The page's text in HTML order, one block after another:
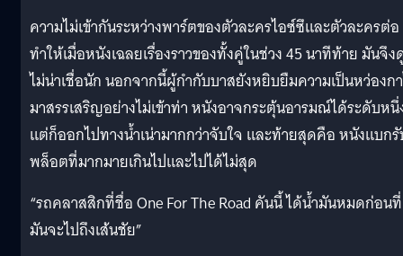
ความไม่เข้ากันระหว่างพาร์ตของตัวละครไอซ์ซึและตัวละครต่อ
ทำให้เมื่อหนังเฉลยเรื่องราวของทั้งคู่ในช่วง 45 นาทีท้าย มันจึง
ไม่น่าเชื่อนัก นอกจากนี้ผู้กำกับบาสยังหยิบยืมความเป็นหว่องก
มาสรรเสริญอย่างไม่เข้าท่า หนังอาจกระตุ้นอารมณ์ได้ระดับหนึ่
แต่ก็ออกไปทางน้ำเน่ามากกว่าจับใจ และท้ายสุดคือ หนังแบก
พล็อตที่มากมายเกินไปและไปได้ไม่สุด
“รถคลาสสิกที่ชื่อ One For The Road คันนี้ ได้น้ำมันหมดก่อนที่
มันจะไปถึงเส้นชัย”